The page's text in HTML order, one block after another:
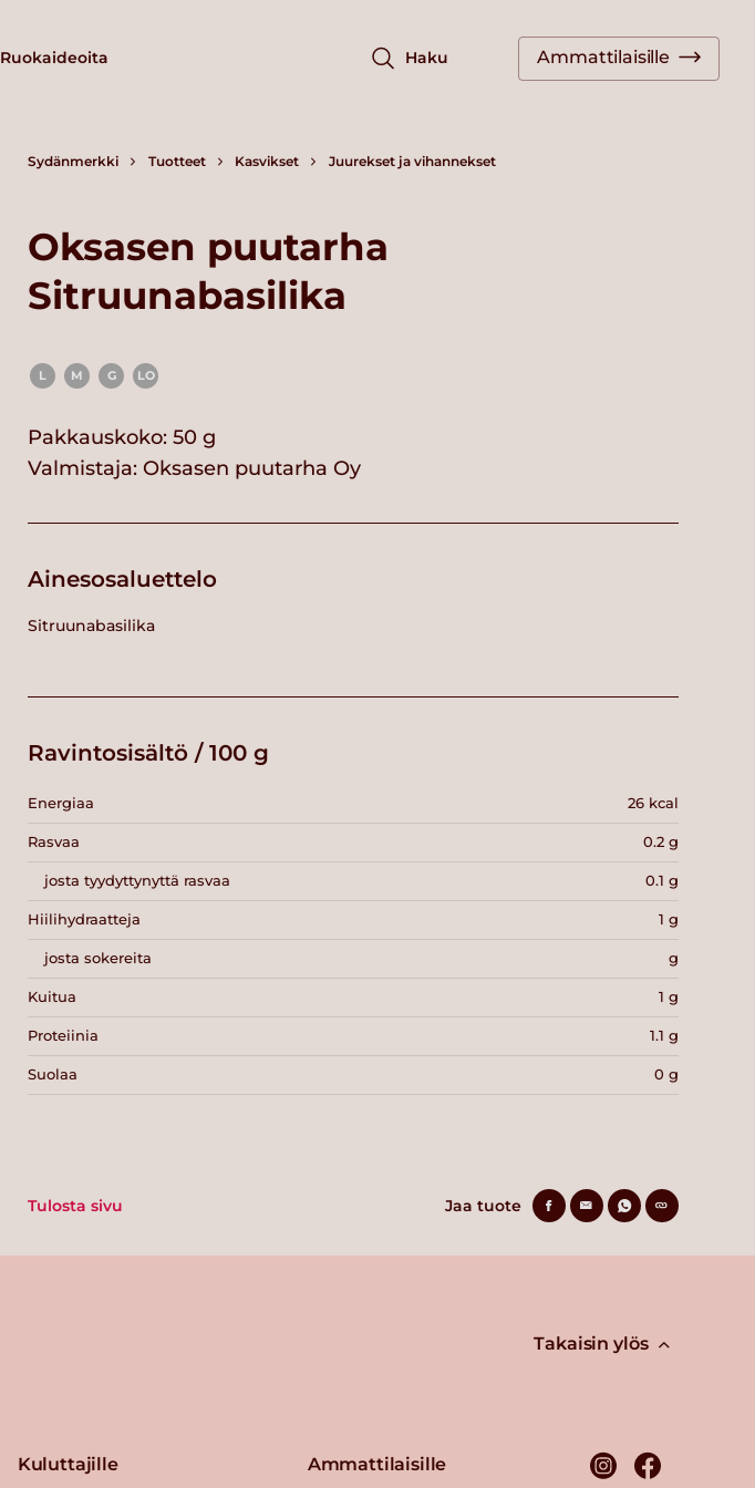
Ruokaideoita Haku Ammattilaisille
Sydänmerkki Tuotteet Kasvikset Juurekset ja vihannekset
Oksasen puutarha
Sitruunabasilika
L M G LO
Pakkauskoko: 50 g
Valmistaja: Oksasen puutarha Oy
Ainesosaluettelo
Sitruunabasilika
Ravintosisältö / 100 g
Energiaa 26 kcal
Rasvaa 0.2 g
josta tyydyttynyttä rasvaa 0.1 g
Hiilihydraatteja 1 g
josta sokereita g
Kuitua 1 g
Proteiinia 1.1 g
Suolaa 0 g
Tulosta sivu Jaa tuote
Takaisin ylös
Kuluttajille Ammattilaisille